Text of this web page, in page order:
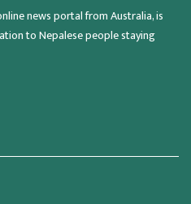
news portal from Australia, is
to Nepalese people staying